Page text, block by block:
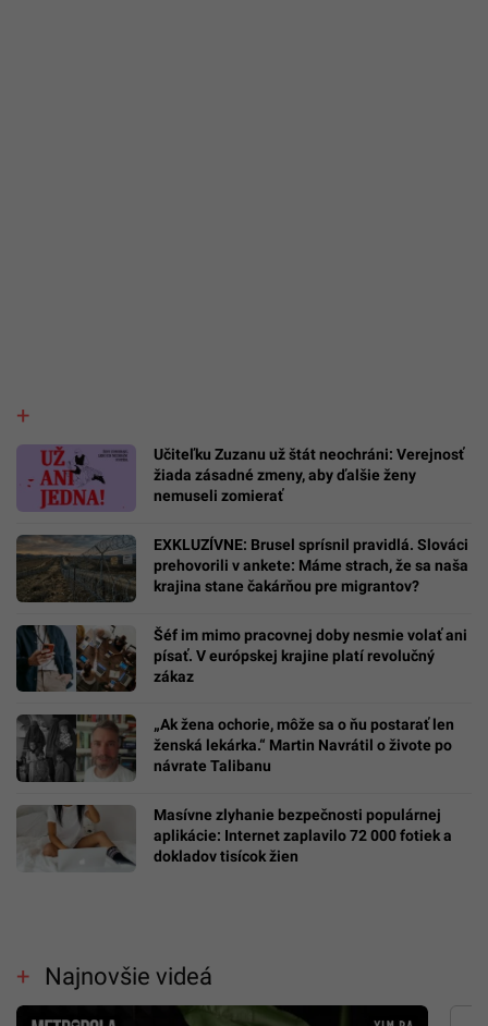
Učiteľku Zuzanu už štát neochráni: Verejnosť
žiada zásadné zmeny, aby ďalšie ženy
nemuseli zomierať
EXKLUZÍVNE: Brusel sprísnil pravidlá. Slováci
prehovorili v ankete: Máme strach, že sa naša
krajina stane čakárňou pre migrantov?
Šéf im mimo pracovnej doby nesmie volať ani
písať. V európskej krajine platí revolučný
zákaz
„Ak žena ochorie, môže sa o ňu postarať len
ženská lekárka.“ Martin Navrátil o živote po
návrate Talibanu
Masívne zlyhanie bezpečnosti populárnej
aplikácie: Internet zaplavilo 72 000 fotiek a
dokladov tisícok žien
Najnovšie videá